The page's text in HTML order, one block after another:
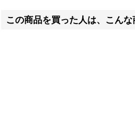
この商品を買った人は、こん